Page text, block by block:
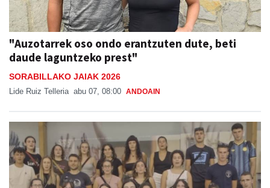
"Auzotarrek oso ondo erantzuten dute, beti
daude laguntzeko prest"
SORABILLAKO JAIAK 2026
Lide Ruiz Telleria abu 07, 08:00 ANDOAIN